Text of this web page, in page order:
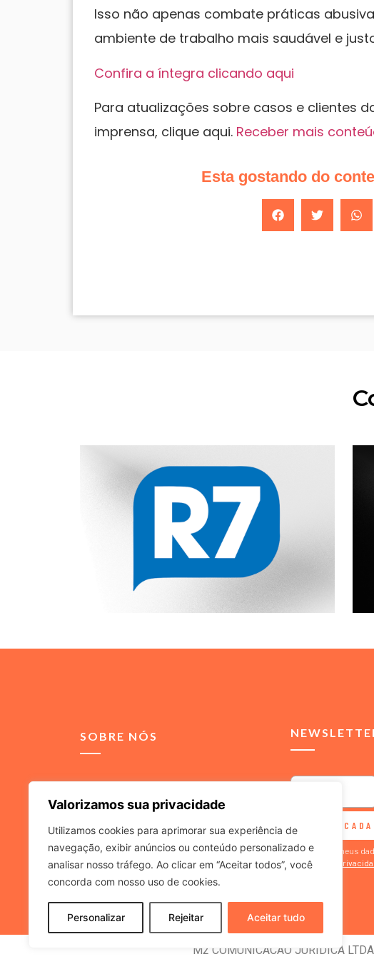
Valorizamos sua privacidade
Utilizamos cookies para aprimorar sua experiência de
navegação, exibir anúncios ou conteúdo personalizado e
analisar nosso tráfego. Ao clicar em “Aceitar todos”, você
concorda com nosso uso de cookies.
Personalizar Rejeitar Aceitar tudo
Isso não apenas combate práticas
ambiente de trabalho mais saudável e
Confira a íntegra clicando aqui
Para atualizações sobre casos e clientes
imprensa, clique aqui. Receber mais
Esta gostando do
SOBRE NÓS
comunicação integrada,
relacionamento para
advogados e escritórios de
advocacia.
Ao informar meus
aPolítica de
M2 COMUNICACAO JURIDICA